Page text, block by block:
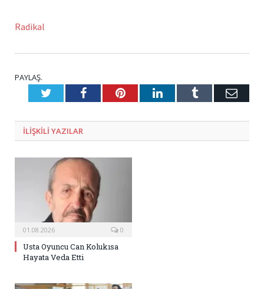
Radikal
PAYLAŞ.
TwitterFacebookPinterestLinkedInTumblr E-
ILIŞKILI YAZILAR
01.08.2026 0
Usta Oyuncu Can Kolukısa
Hayata Veda Etti